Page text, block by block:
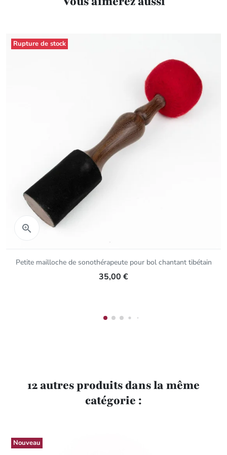
 Aperçu rapide
Petite mailloche de sonothérapeute pour bol chantant tibétain
35,00 €
Rupture de stock
12 autres produits dans la même
catégorie :
Nouveau